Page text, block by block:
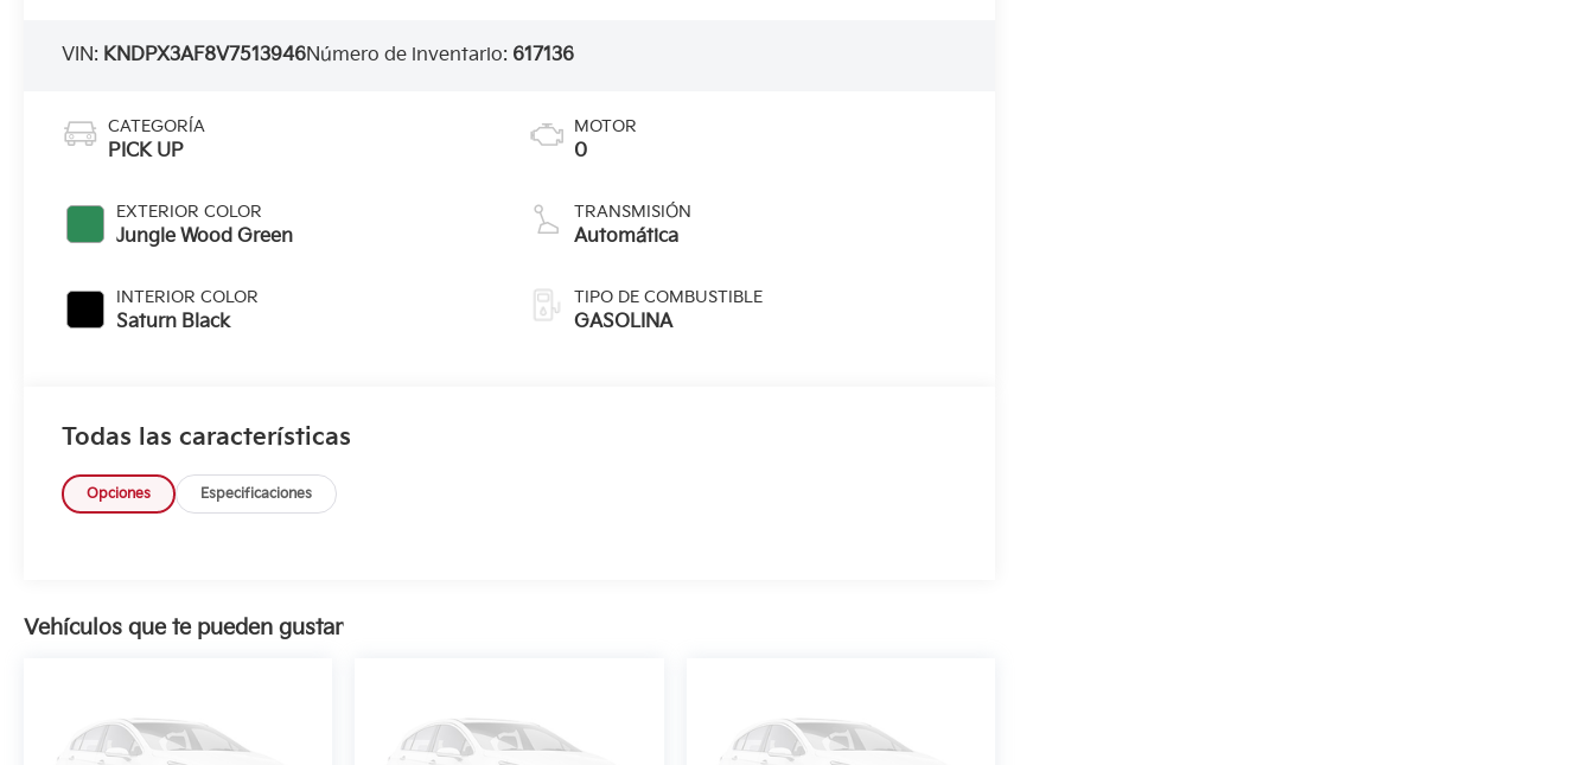
VIN: KNDPX3AF8V7513946Número de inventario: 617136
CATEGORÍA
PICK UP
EXTERIOR COLOR
Jungle Wood Green
INTERIOR COLOR
Saturn Black
MOTOR
0
TRANSMISIÓN
Automática
TIPO DE COMBUSTIBLE
GASOLINA
Todas las características
Opciones Especificaciones
Vehículos que te pueden gustar